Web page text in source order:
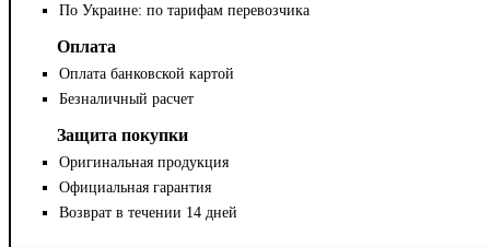
По Украине: по тарифам перевозчика
Оплата
Оплата банковской картой
Безналичный расчет
Защита покупки
Оригинальная продукция
Официальная гарантия
Возврат в течении 14 дней